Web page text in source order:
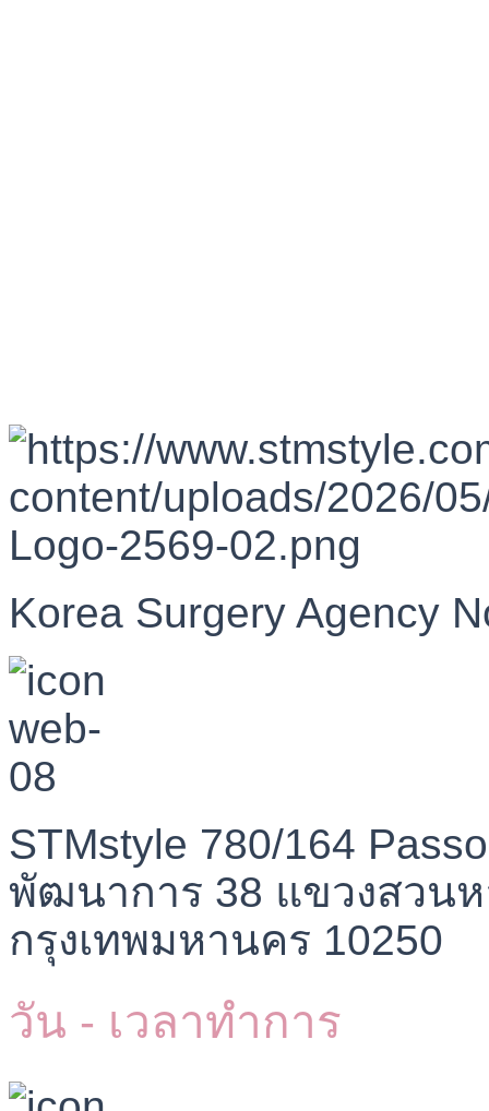
Korea Surgery Agency
STMstyle 780/164
พัฒนาการ 38 แขวงสวน
กรุงเทพมหานคร 10250
วัน - เวลาทำการ